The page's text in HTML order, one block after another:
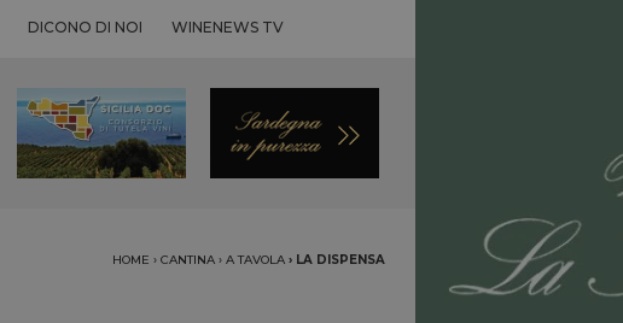
DICONO DI NOI WINENEWS TV
HOME › CANTINA › A TAVOLA › LA DISPENSA